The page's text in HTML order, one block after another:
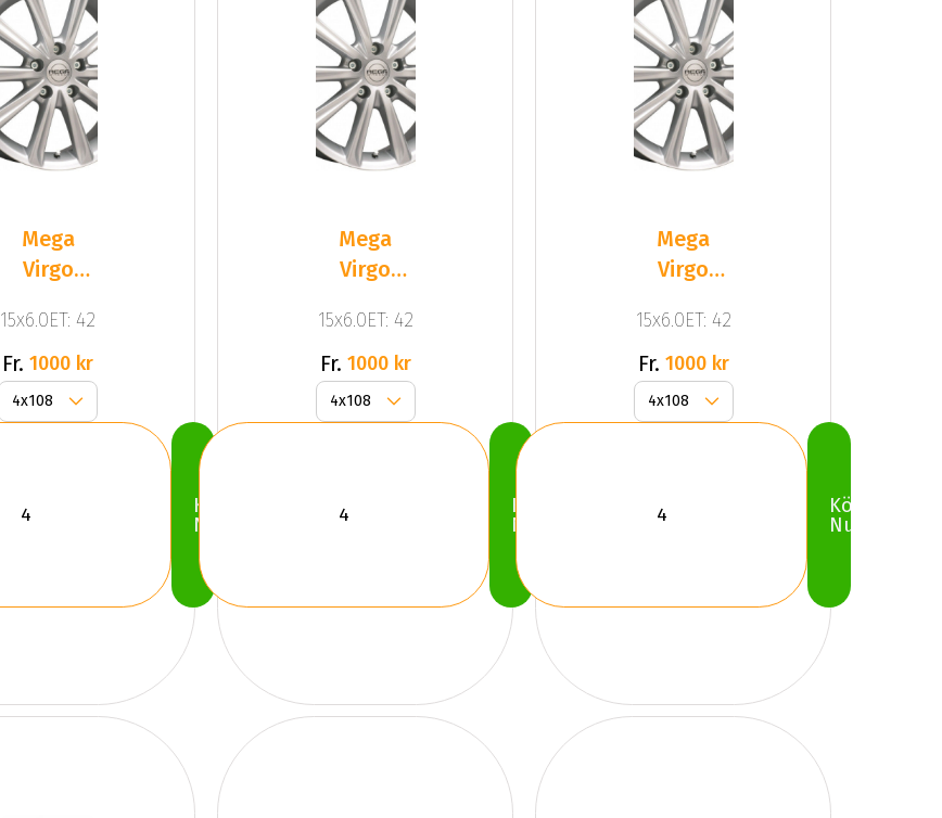
Mega
Virgo
15x6.0ET: 42
Fr. 1000 kr
Köp
Nu
Mega
Virgo
15x6.0ET: 42
Fr. 1000 kr
Köp
Nu
Mega
Virgo
15x6.0ET: 42
Fr. 1000 kr
Köp
Nu